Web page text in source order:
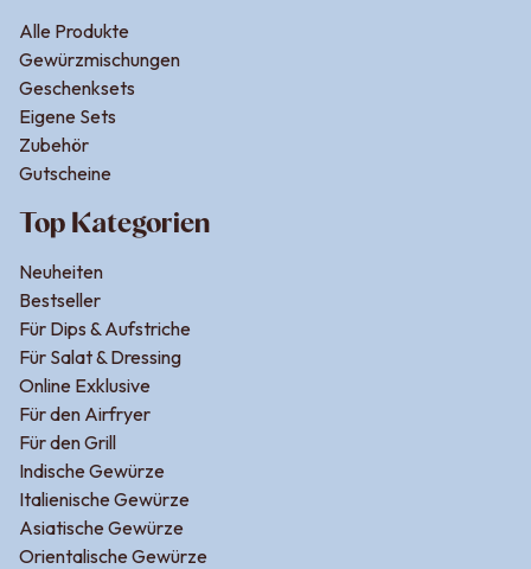
Alle Produkte
Gewürzmischungen
Geschenksets
Eigene Sets
Zubehör
Gutscheine
Top Kategorien
Neuheiten
Bestseller
Für Dips & Aufstriche
Für Salat & Dressing
Online Exklusive
Für den Airfryer
Für den Grill
Indische Gewürze
Italienische Gewürze
Asiatische Gewürze
Orientalische Gewürze